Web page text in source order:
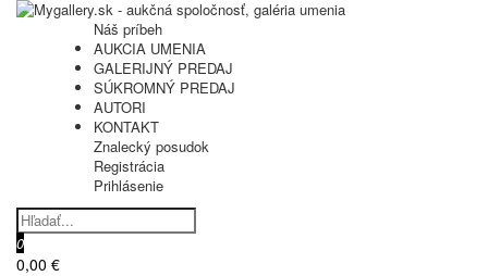
Náš príbeh
AUKCIA UMENIA
GALERIJNÝ PREDAJ
SÚKROMNÝ PREDAJ
AUTORI
KONTAKT
Znalecký posudok
Registrácia
Prihlásenie
0
0,00 €